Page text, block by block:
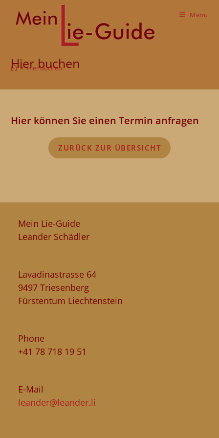
Inhalt
springen
Menü
Hier buchen
> Hier buchen
Hier können Sie einen Termin anfragen
ZURÜCK ZUR ÜBERSICHT
Mein Lie-Guide
Leander Schädler
Lavadinastrasse 64
9497 Triesenberg
Fürstentum Liechtenstein
Phone
+41 78 718 19 51
E-Mail
leander@leander.li